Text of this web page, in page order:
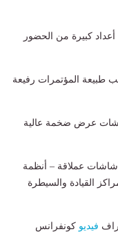
كبيرة من الحضور
طبيعة المؤتمرات رفيعة
عرض ضخمة عالية
عملاقة – أنظمة
القيادة والسيطرة
فيديو كونفرانس